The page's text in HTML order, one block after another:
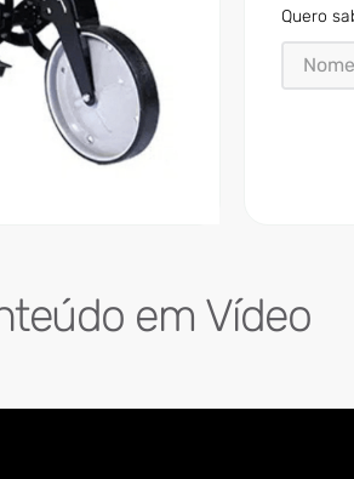
Quero
em Vídeo